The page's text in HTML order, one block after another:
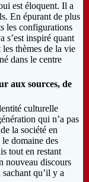
est éloquent. Il a
En épurant de plus
les configurations
s’est inspiré quant
thèmes de la vie
dans le centre
aux sources, de
culturelle
qui n’a pas
la société en
domaine des
tout en restant
nouveau discours
qu’il y a